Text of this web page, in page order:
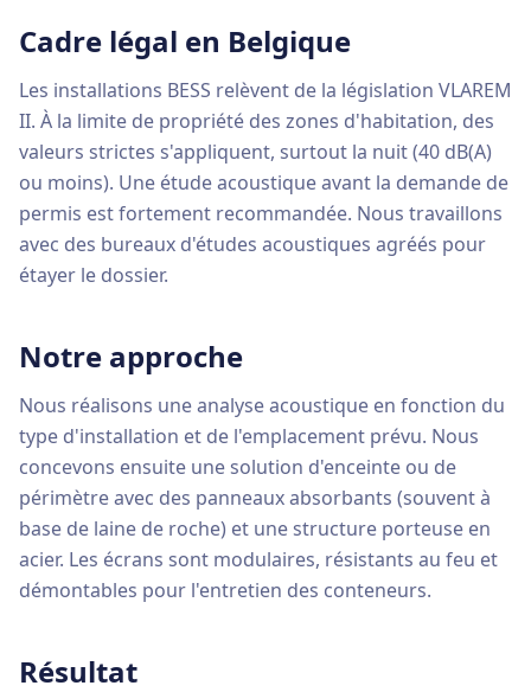
Cadre légal en Belgique
Les installations BESS relèvent de la législation VLAREM
II. À la limite de propriété des zones d'habitation, des
valeurs strictes s'appliquent, surtout la nuit (40 dB(A)
ou moins). Une étude acoustique avant la demande de
permis est fortement recommandée. Nous travaillons
avec des bureaux d'études acoustiques agréés pour
étayer le dossier.
Notre approche
Nous réalisons une analyse acoustique en fonction du
type d'installation et de l'emplacement prévu. Nous
concevons ensuite une solution d'enceinte ou de
périmètre avec des panneaux absorbants (souvent à
base de laine de roche) et une structure porteuse en
acier. Les écrans sont modulaires, résistants au feu et
démontables pour l'entretien des conteneurs.
Résultat